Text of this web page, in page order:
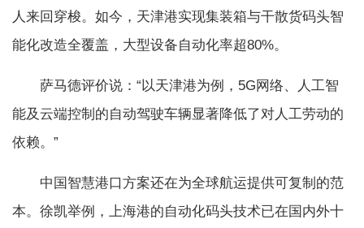
人来回穿梭。如今，天津港实现集装箱与干散货码头智
能化改造全覆盖，大型设备自动化率超80%。
萨马德评价说：“以天津港为例，5G网络、人工智
能及云端控制的自动驾驶车辆显著降低了对人工劳动的
依赖。”
中国智慧港口方案还在为全球航运提供可复制的范
本。徐凯举例，上海港的自动化码头技术已在国内外十